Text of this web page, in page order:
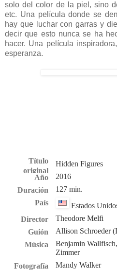
solo del color de la piel, sino
etc. Una película donde se
hay que luchar con garras y
decir que esto nunca se ha
hacer. Una película
esperanza.
Título
original
Hidden Figures
Año
2016
Duración
127 min.
País
Estados
Director
Theodore Melfi
Guión
Allison Schroeder
Música
Benjamin Wallfisch,
Zimmer
Fotografía
Mandy Walker